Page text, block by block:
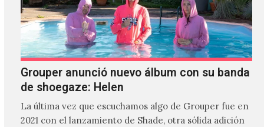
Grouper anunció nuevo álbum con su banda
de shoegaze: Helen
La última vez que escuchamos algo de Grouper fue en
2021 con el lanzamiento de Shade, otra sólida adición